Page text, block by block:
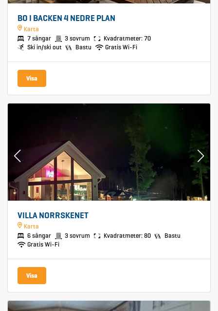
BO I BACKEN 4 NEDRE PLAN
Karta
7 sängar 3 sovrum
Kvadratmeter: 70
Ski in/ski out
Bastu Gratis Wi-Fi
Visa
VILLA NORRSKENET
Karta
6 sängar 3 sovrum Kvadratmeter: 80
Bastu
Gratis Wi-Fi
Visa